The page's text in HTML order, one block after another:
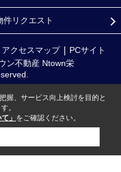
件リクエスト
アクセスマップ
PCサイト
ン不動産 Ntown栄
握、サービス向上検討を目的と
。
」 をご確認ください。